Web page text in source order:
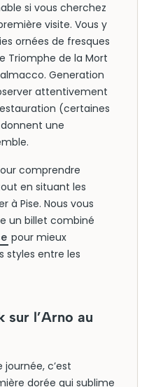
si vous cherchez
visite. Vous y
ornées de fresques
Triomphe de la Mort
Generation
attentivement
(certaines
une
comprendre
en situant les
à Pise. Nous vous
un billet combiné
pour mieux
styles entre les
sur l’Arno au
journée, c’est
dorée qui sublime